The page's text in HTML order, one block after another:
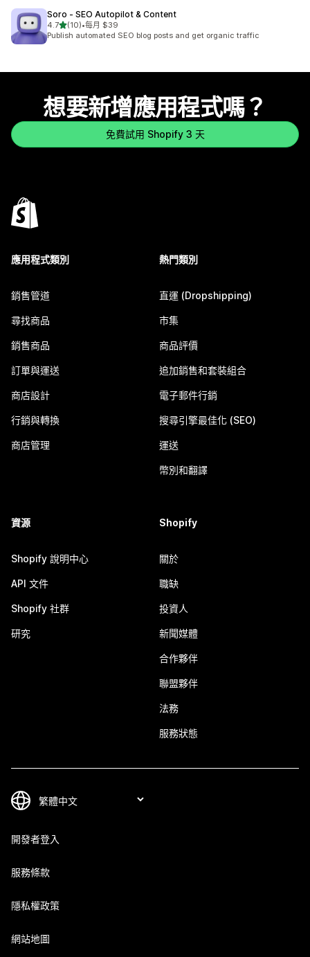
Soro ‑ SEO Autopilot & Content
4.7滿分 5 顆星
(10)
共有 10 則評價
•每月 $39
Publish automated SEO blog posts and get organic traffic
想要新增應用程式嗎？
免費試用 Shopify 3 天
應用程式類別
銷售管道
尋找商品
銷售商品
訂單與運送
商店設計
行銷與轉換
商店管理
熱門類別
直運 (Dropshipping)
市集
商品評價
追加銷售和套裝組合
電子郵件行銷
搜尋引擎最佳化 (SEO)
運送
幣別和翻譯
資源
Shopify 說明中心
API 文件
Shopify 社群
研究
Shopify
關於
職缺
投資人
新聞媒體
合作夥伴
聯盟夥伴
法務
服務狀態
開發者登入
服務條款
隱私權政策
網站地圖